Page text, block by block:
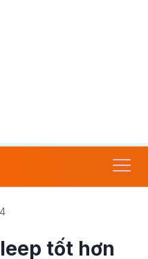
tốt hơn